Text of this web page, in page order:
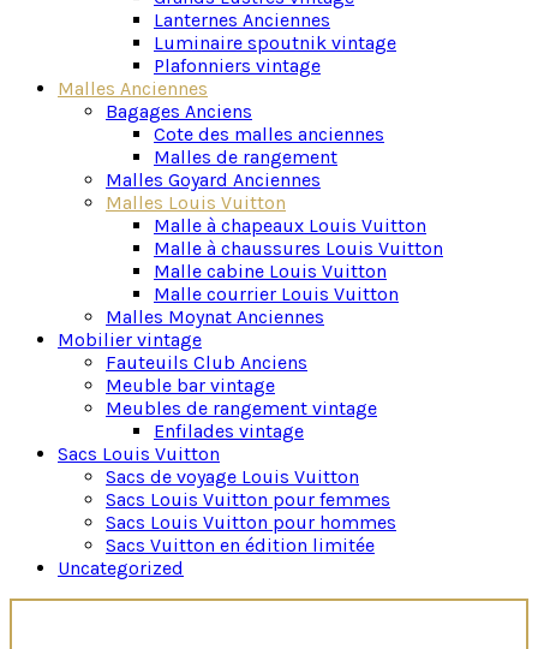
effets personnels lors de vos voyages.
Cependant, le plus souvent , ce sont des éléments de
décoration et de rangement parfaits. Chaque malle
constitue une alliance parfaite entre l’esthétique haut
de gamme et la praticité.
Acquérir une malle Louis Vuitton ancienne va au-delà
d’une simple possession. C’est un investissement
dans le luxe durable. La renommée mondiale de la
marque et la qualité exceptionnelle de ses produits
en font des pièces prisées qui résistent à l’épreuve
du temps et dont la valeur ne cesse d’augmenter.
Les malles Louis Vuitton demeurent une déclaration
d’un style intemporel, un symbole de raffinement et
de sophistication. Que vous soyez un voyageur
passionné ou un amateur de design, posséder une
malle Louis Vuitton occasion est bien plus qu’une
acquisition, c’est l’expression d’un goût exquis et
d’un amour pour l’élégance intemporelle.
Notre galerie propose également aux passionnés
d’autres fleurons de la bagagerie de luxe historique,
à l’instar des mythiquesmalles Goyard
élégantesmalles Moynat
Lanternes Anciennes
Luminaire spoutnik vintage
Plafonniers vintage
Malles Anciennes
Bagages Anciens
Cote des malles anciennes
Malles de rangement
Malles Goyard Anciennes
Malles Louis Vuitton
Malle à chapeaux Louis Vuitton
Malle à chaussures Louis Vuitton
Malle cabine Louis Vuitton
Malle courrier Louis Vuitton
Malles Moynat Anciennes
Mobilier vintage
Fauteuils Club Anciens
Meuble bar vintage
Meubles de rangement vintage
Enfilades vintage
Sacs Louis Vuitton
Sacs de voyage Louis Vuitton
Sacs Louis Vuitton pour femmes
Sacs Louis Vuitton pour hommes
Sacs Vuitton en édition limitée
Uncategorized